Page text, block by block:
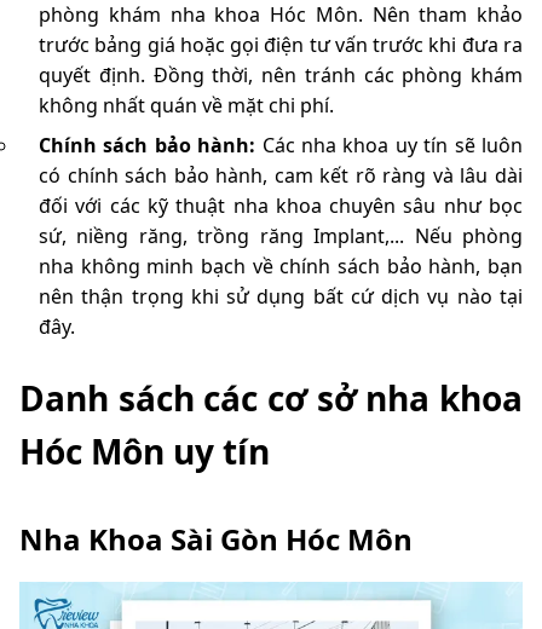
phòng khám nha khoa Hóc Môn. Nên tham khảo
trước bảng giá hoặc gọi điện tư vấn trước khi đưa ra
quyết định. Đồng thời, nên tránh các phòng khám
không nhất quán về mặt chi phí.
Chính sách bảo hành: Các nha khoa uy tín sẽ luôn
có chính sách bảo hành, cam kết rõ ràng và lâu dài
đối với các kỹ thuật nha khoa chuyên sâu như bọc
sứ, niềng răng, trồng răng Implant,... Nếu phòng
nha không minh bạch về chính sách bảo hành, bạn
nên thận trọng khi sử dụng bất cứ dịch vụ nào tại
đây.
Danh sách các cơ sở nha khoa
Hóc Môn uy tín
Nha Khoa Sài Gòn Hóc Môn